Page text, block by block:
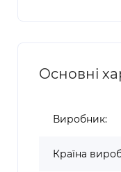
Основні
Виробник:
Країна